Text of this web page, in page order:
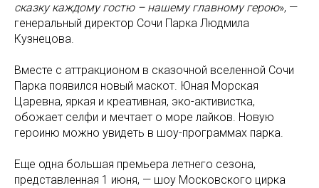
сказку каждому гостю – нашему главному герою», —
генеральный директор Сочи Парка Людмила
Кузнецова.
Вместе с аттракционом в сказочной вселенной Сочи
Парка появился новый маскот. Юная Морская
Царевна, яркая и креативная, эко-активистка,
обожает селфи и мечтает о море лайков. Новую
героиню можно увидеть в шоу-программах парка.
Еще одна большая премьера летнего сезона,
представленная 1 июня, — шоу Московского цирка